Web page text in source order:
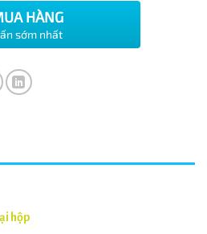
HÀNG
sớm nhất
hộp